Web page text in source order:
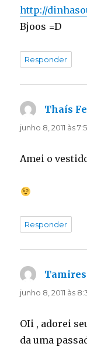
http://
Bjoos =D
Responder
Thaís
junho 8, 2011 às
Amei o
Responder
Tamires
junho 8, 2011 às
OIi , adorei
da uma